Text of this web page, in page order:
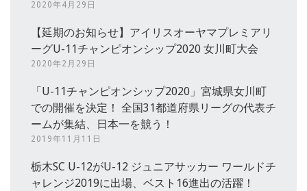
2020年4月29日
【延期のお知らせ】アイリスオーヤマプレミアリ
ーグU-11チャンピオンシップ2020 女川町大会
2020年2月29日
「U-11チャンピオンシップ2020」宮城県女川町
での開催を決定！ 全国31都道府県リーグの代表チ
ームが集結、日本一を競う！
2019年11月11日
栃木SC U-12がU-12 ジュニアサッカー ワールドチ
ャレンジ2019に出場、ベスト16進出の活躍！